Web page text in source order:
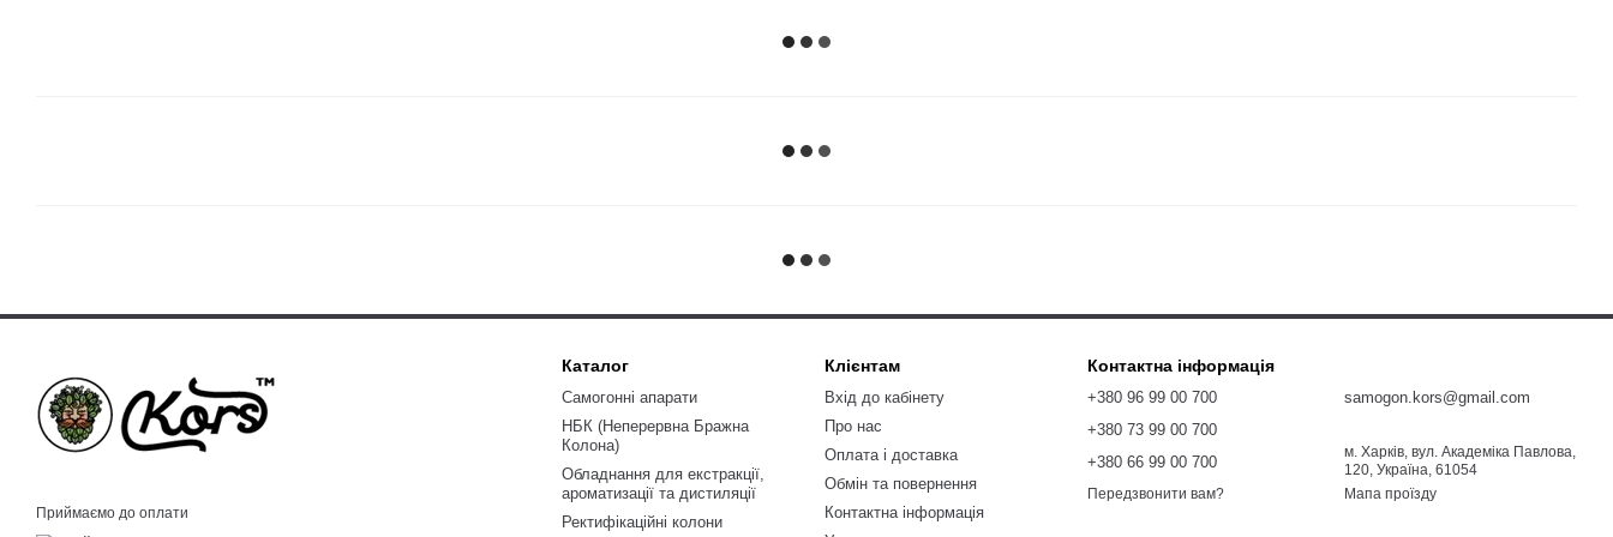
Приймаємо до оплати
Каталог
Самогонні апарати
НБК (Неперервна Бражна
Колона)
Обладнання для екстракції,
ароматизації та дистиляції
Ректифікаційні колони
Клієнтам
Вхід до кабінету
Про нас
Оплата і доставка
Обмін та повернення
Контактна інформація
Контактна інформація
+380 96 99 00 700
+380 73 99 00 700
+380 66 99 00 700
Передзвонити вам?
samogon.kors@gmail.com
м. Харків, вул. Академіка Павлова,
120, Україна, 61054
Мапа проїзду